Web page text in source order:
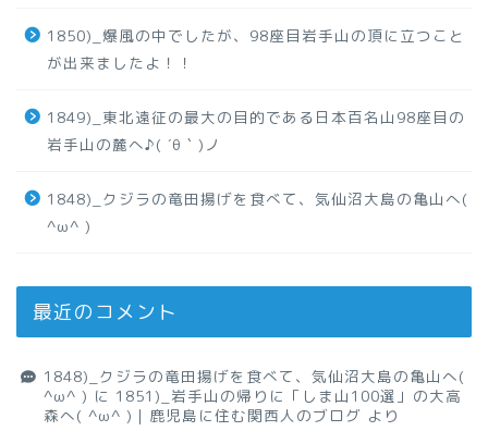
1850)_爆風の中でしたが、98座目岩手山の頂に立つこと
が出来ましたよ！！
1849)_東北遠征の最大の目的である日本百名山98座目の
岩手山の麓へ♪( ´θ｀)ノ
1848)_クジラの竜田揚げを食べて、気仙沼大島の亀山へ(
^ω^ )
最近のコメント
1848)_クジラの竜田揚げを食べて、気仙沼大島の亀山へ(
^ω^ ) に 1851)_岩手山の帰りに「しま山100選」の大高
森へ( ^ω^ )｜鹿児島に住む関西人のブログ より